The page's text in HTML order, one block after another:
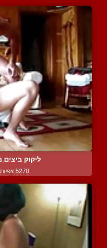
ליקוק
5278 צפיות